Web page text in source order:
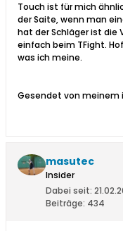
Touch ist für mich
der Saite, wenn man
hat der Schläger ist die
einfach beim TFight.
was ich meine.
Gesendet von meinem
masutec
Insider
Dabei seit:
Beiträge: 434